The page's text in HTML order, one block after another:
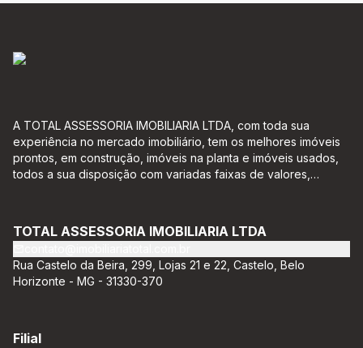
A TOTAL ASSESSORIA IMOBILIARIA LTDA, com toda sua
experiência no mercado imobiliário, tem os melhores imóveis
prontos, em construção, imóveis na planta e imóveis usados,
todos a sua disposição com variadas faixas de valores,
responder-lhe todas as suas dúvidas sobre casas,
apartamentos, terrenos, salas comerciais e outros produtos
imobiliários.
TOTAL ASSESSORIA IMOBILIARIA LTDA
Rua Castelo da Beira, 299, Lojas 21 e 22, Castelo, Belo
Horizonte - MG - 31330-370
Filial